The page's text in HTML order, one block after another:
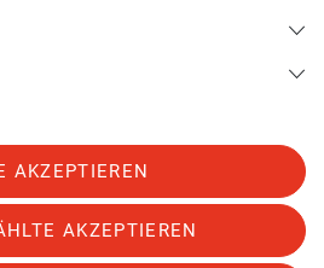
„Zusammen mit dem
blicke ich positiv in die
dass wir die
Turner-Alpen-Kränzchens
die Neubesetzung und ist
Schumacher einen
AKZEPTIEREN
AKZEPTIEREN